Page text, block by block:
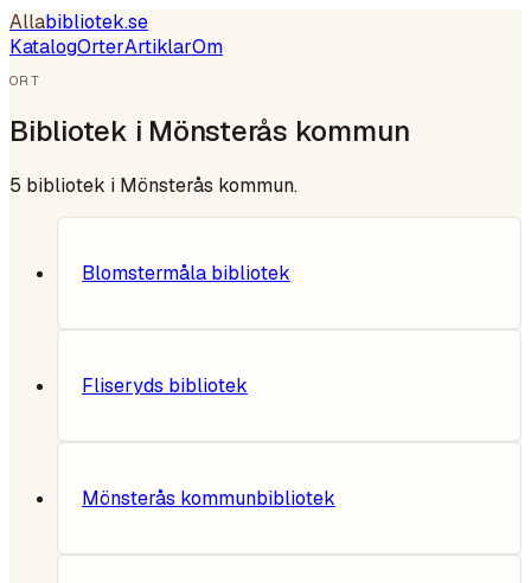
Allabibliotek.se
KatalogOrterArtiklarOm
ORT
Bibliotek i Mönsterås kommun
5 bibliotek i Mönsterås kommun.
Blomstermåla bibliotek
Fliseryds bibliotek
Mönsterås kommunbibliotek